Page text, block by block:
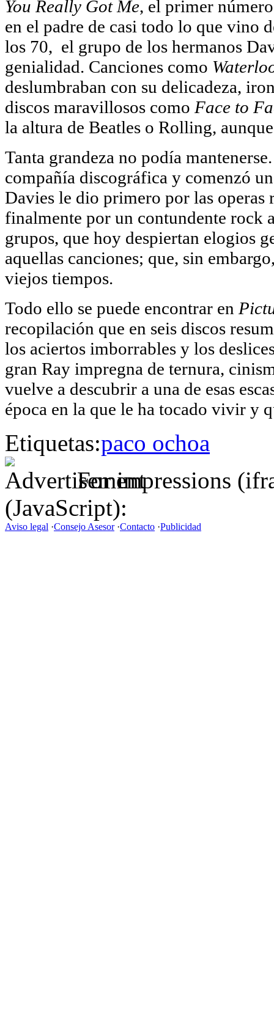
You Really Got Me, el primer
en el padre de casi todo lo que vino
los 70, el grupo de los hermanos
genialidad. Canciones como
deslumbraban con su delicadeza,
discos maravillosos como Face to
la altura de Beatles o Rolling,
Tanta grandeza no podía
compañía discográfica y comenzó
Davies le dio primero por las
finalmente por un contundente rock
grupos, que hoy despiertan elogios
aquellas canciones; que, sin
viejos tiempos.
Todo ello se puede encontrar en
recopilación que en seis discos
los aciertos imborrables y los
gran Ray impregna de ternura,
vuelve a descubrir a una de esas
época en la que le ha tocado vivir y
Etiquetas:paco ochoa
For impressions
(JavaScript):
Aviso legal ·Consejo Asesor·Contacto ·Publicidad